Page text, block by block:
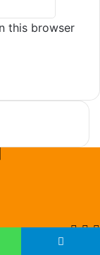
this browser
X